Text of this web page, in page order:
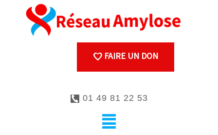
FAIRE UN DON
01 49 81 22 53